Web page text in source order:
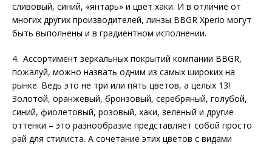
сливовый, синий, «янтарь» и цвет хаки. И в отличие от
многих других производителей, линзы BBGR Xperio могут
быть выполнены и в градиентном исполнении.
4. Ассортимент зеркальных покрытий компании BBGR,
пожалуй, можно назвать одним из самых широких на
рынке. Ведь это не три или пять цветов, а целых 13!
Золотой, оранжевый, бронзовый, серебряный, голубой,
синий, фиолетовый, розовый, хаки, зеленый и другие
оттенки – это разнообразие представляет собой просто
рай для стилиста. А сочетание этих цветов с видами